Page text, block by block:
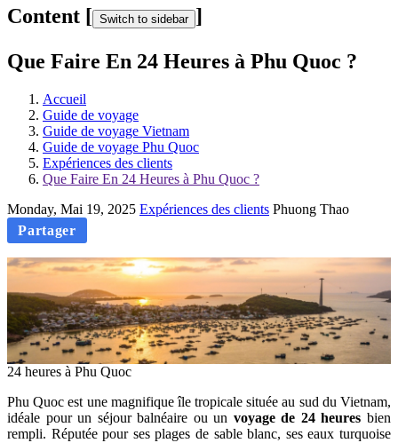
Content [ Switch to sidebar ]
Que Faire En 24 Heures à Phu Quoc ?
Accueil
Guide de voyage
Guide de voyage Vietnam
Guide de voyage Phu Quoc
Expériences des clients
Que Faire En 24 Heures à Phu Quoc ?
Monday, Mai 19, 2025 Expériences des clients Phuong Thao
Partager
24 heures à Phu Quoc
Phu Quoc est une magnifique île tropicale située au sud du Vietnam,
idéale pour un séjour balnéaire ou un voyage de 24 heures bien
rempli. Réputée pour ses plages de sable blanc, ses eaux turquoise